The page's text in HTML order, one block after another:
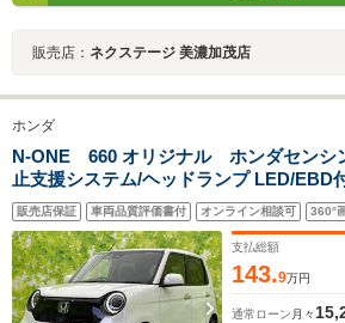
販売店： ネクステージ 美濃加茂店
ホンダ
N-ONE 660 オリジナル ホンダセンシ
止支援システム/ヘッドランプ LED/EBD
止装置/アイドリングストップ/禁煙車/エ
エアバッグ 助手席/パワーウインドウ
販売店保証 車両品質評価書付 オンライン相談可 360°
支払総額
143.9万円
通常ローン 月々